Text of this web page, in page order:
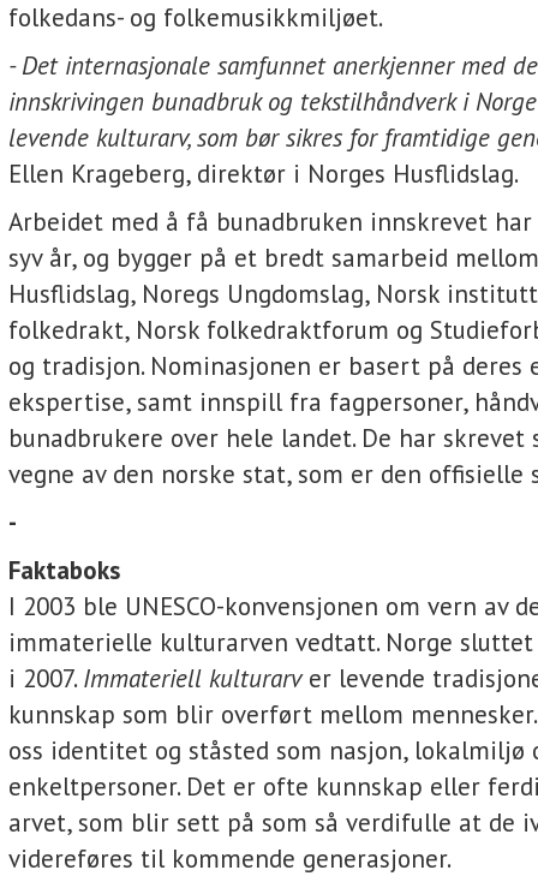
folkedans- og folkemusikkmiljøet.
- Det internasjonale samfunnet anerkjenner med
innskrivingen bunadbruk og tekstilhåndverk i
levende kulturarv, som bør sikres for framtidige
Ellen Krageberg, direktør i Norges Husflidslag.
Arbeidet med å få bunadbruken innskrevet
syv år, og bygger på et bredt samarbeid
Husflidslag, Noregs Ungdomslag, Norsk
folkedrakt, Norsk folkedraktforum og
og tradisjon. Nominasjonen er basert på deres
ekspertise, samt innspill fra fagpersoner,
bunadbrukere over hele landet. De har skrevet
vegne av den norske stat, som er den offisielle
-
Faktaboks
I 2003 ble UNESCO-konvensjonen om vern av
immaterielle kulturarven vedtatt. Norge
i 2007.Immateriell kulturarver levende
kunnskap som blir overført mellom
oss identitet og ståsted som nasjon, lokalmiljø
enkeltpersoner. Det er ofte kunnskap eller
arvet, som blir sett på som så verdifulle at de
videreføres til kommende generasjoner.